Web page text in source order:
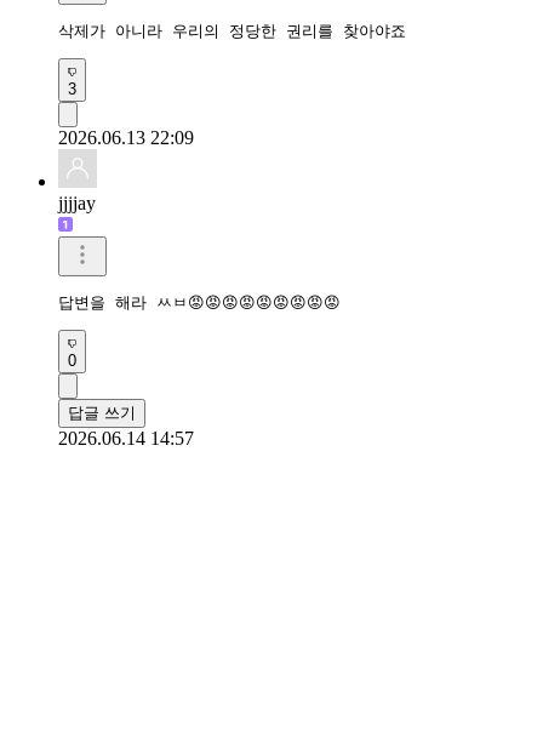
삭제가 아니라 우리의 정당한 권리를 찾아야죠
3
2026.06.13 22:09
jjjjay
답변을 해라 ㅆㅂ😡😡😡😡😡😡😡😡😡
0
답글 쓰기
2026.06.14 14:57